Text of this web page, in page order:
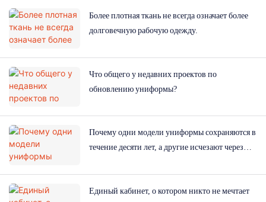
Более плотная ткань не всегда означает более
долговечную рабочую одежду.
Что общего у недавних проектов по
обновлению униформы?
Почему одни модели униформы сохраняются в
течение десяти лет, а другие исчезают через
Единый кабинет, о котором никто не мечтает